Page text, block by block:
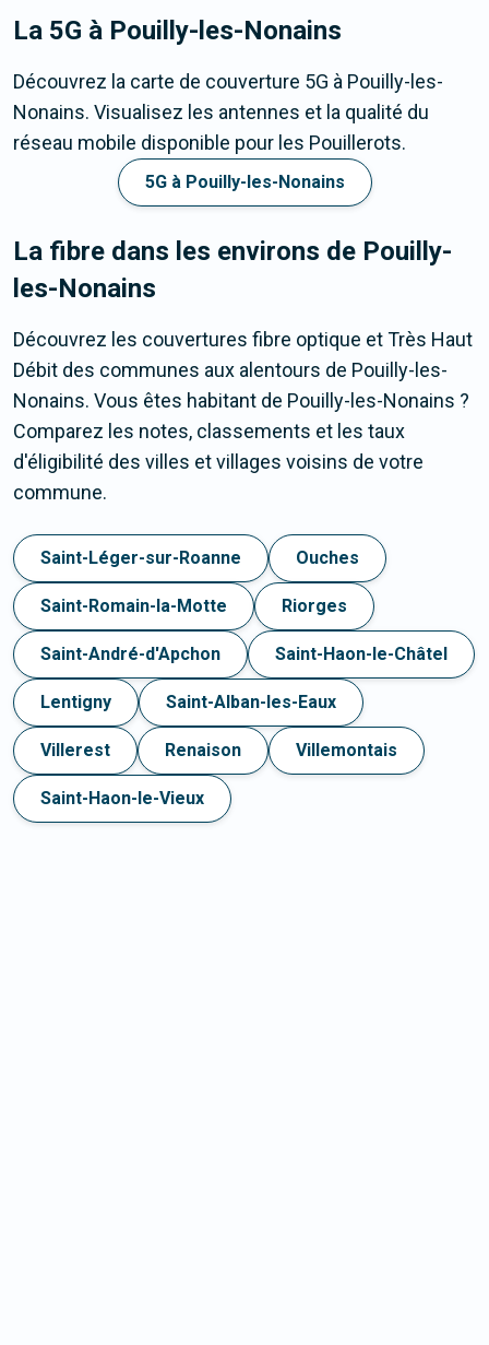
La 5G à Pouilly-les-Nonains
Découvrez la carte de couverture 5G à Pouilly-les-
Nonains. Visualisez les antennes et la qualité du
réseau mobile disponible pour les Pouillerots.
5G à Pouilly-les-Nonains
La fibre dans les environs de Pouilly-
les-Nonains
Découvrez les couvertures fibre optique et Très Haut
Débit des communes aux alentours de Pouilly-les-
Nonains. Vous êtes habitant de Pouilly-les-Nonains ?
Comparez les notes, classements et les taux
d'éligibilité des villes et villages voisins de votre
commune.
Saint-Léger-sur-Roanne Ouches
Saint-Romain-la-Motte Riorges
Saint-André-d'Apchon Saint-Haon-le-Châtel
Lentigny Saint-Alban-les-Eaux
Villerest Renaison Villemontais
Saint-Haon-le-Vieux